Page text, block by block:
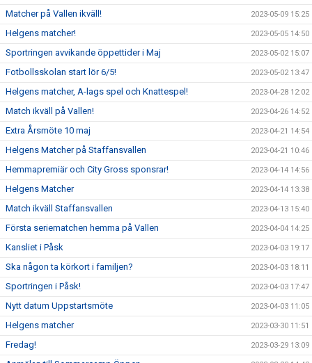
Matcher på Vallen ikväll! 2023-05-09 15:25
Helgens matcher! 2023-05-05 14:50
Sportringen avvikande öppettider i Maj 2023-05-02 15:07
Fotbollsskolan start lör 6/5! 2023-05-02 13:47
Helgens matcher, A-lags spel och Knattespel! 2023-04-28 12:02
Match ikväll på Vallen! 2023-04-26 14:52
Extra Årsmöte 10 maj 2023-04-21 14:54
Helgens Matcher på Staffansvallen 2023-04-21 10:46
Hemmapremiär och City Gross sponsrar! 2023-04-14 14:56
Helgens Matcher 2023-04-14 13:38
Match ikväll Staffansvallen 2023-04-13 15:40
Första seriematchen hemma på Vallen 2023-04-04 14:25
Kansliet i Påsk 2023-04-03 19:17
Ska någon ta körkort i familjen? 2023-04-03 18:11
Sportringen i Påsk! 2023-04-03 17:47
Nytt datum Uppstartsmöte 2023-04-03 11:05
Helgens matcher 2023-03-30 11:51
Fredag! 2023-03-29 13:09